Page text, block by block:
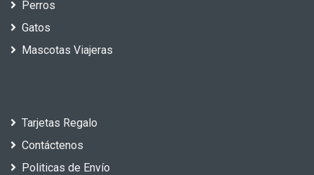
Perros
Gatos
Mascotas Viajeras
Tarjetas Regalo
Contáctenos
Politicas de Envío